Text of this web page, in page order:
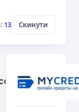
13 Скинути